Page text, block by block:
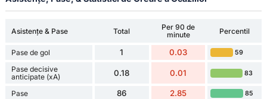
Asistențe & Pase Total
Per 90 de
minute
Percentil
Pase de gol 1 0.03 59
Pase decisive
anticipate (xA)
0.18 0.01 83
Pase 86 2.85 85